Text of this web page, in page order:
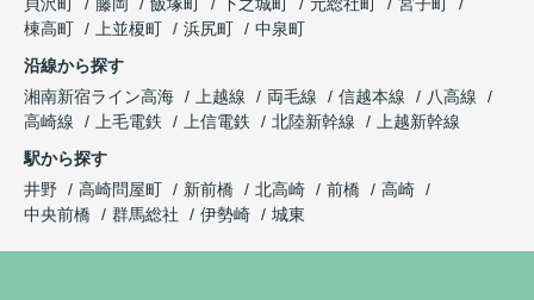
貝沢町
藤岡 飯塚町 下之城町 元総社町
宮子町
棟高町
上並榎町 浜尻町
中泉町
沿線から探す
湘南新宿ライン高海
上越線 両毛線 信越本線
八高線
高崎線
上毛電鉄 上信電鉄 北陸新幹線
上越新幹線
駅から探す
井野
高崎問屋町 新前橋 北高崎 前橋
高崎
中央前橋
群馬総社 伊勢崎 城東